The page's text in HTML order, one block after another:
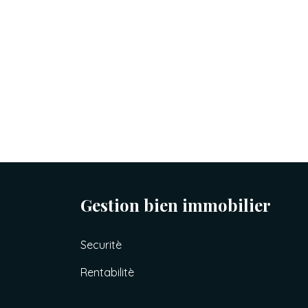
Gestion bien immobilier
Securitè
Rentabilitè